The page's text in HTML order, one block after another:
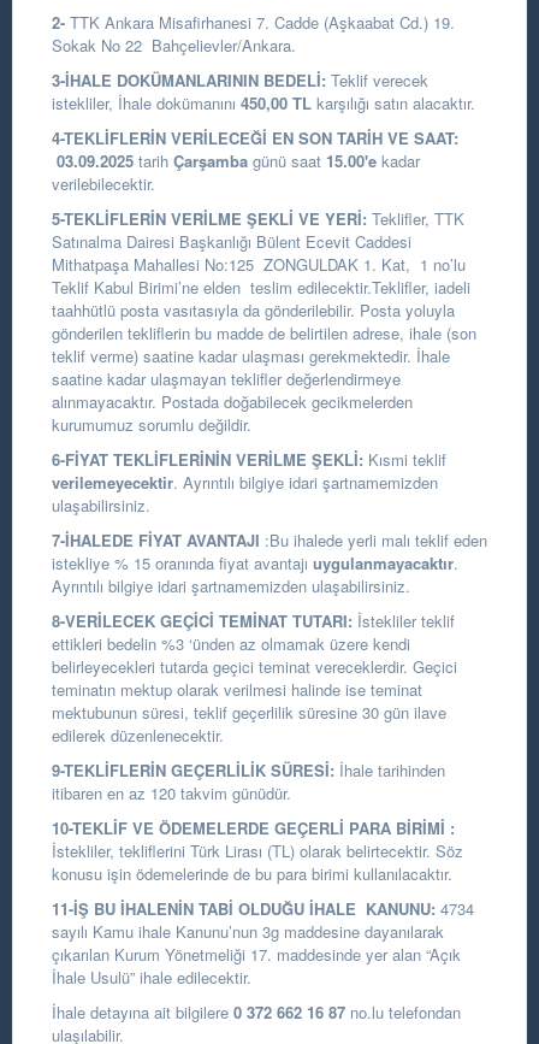
2- TTK Ankara Misafirhanesi 7. Cadde (Aşkaabat Cd.) 19.
Sokak No 22 Bahçelievler/Ankara.
3-İHALE DOKÜMANLARININ BEDELİ: Teklif verecek
istekliler, İhale dokümanını 450,00 TL karşılığı satın alacaktır.
4-TEKLİFLERİN VERİLECEĞİ EN SON TARİH VE SAAT:
03.09.2025 tarih Çarşamba günü saat 15.00'e kadar
verilebilecektir.
5-TEKLİFLERİN VERİLME ŞEKLİ VE YERİ: Teklifler, TTK
Satınalma Dairesi Başkanlığı Bülent Ecevit Caddesi
Mithatpaşa Mahallesi No:125 ZONGULDAK 1. Kat, 1 no’lu
Teklif Kabul Birimi’ne elden teslim edilecektir.Teklifler, iadeli
taahhütlü posta vasıtasıyla da gönderilebilir. Posta yoluyla
gönderilen tekliflerin bu madde de belirtilen adrese, ihale (son
teklif verme) saatine kadar ulaşması gerekmektedir. İhale
saatine kadar ulaşmayan teklifler değerlendirmeye
alınmayacaktır. Postada doğabilecek gecikmelerden
kurumumuz sorumlu değildir.
6-FİYAT TEKLİFLERİNİN VERİLME ŞEKLİ: Kısmi teklif
verilemeyecektir. Ayrıntılı bilgiye idari şartnamemizden
ulaşabilirsiniz.
7-İHALEDE FİYAT AVANTAJI :Bu ihalede yerli malı teklif eden
istekliye % 15 oranında fiyat avantajı uygulanmayacaktır.
Ayrıntılı bilgiye idari şartnamemizden ulaşabilirsiniz.
8-VERİLECEK GEÇİCİ TEMİNAT TUTARI: İstekliler teklif
ettikleri bedelin %3 ‘ünden az olmamak üzere kendi
belirleyecekleri tutarda geçici teminat vereceklerdir. Geçici
teminatın mektup olarak verilmesi halinde ise teminat
mektubunun süresi, teklif geçerlilik süresine 30 gün ilave
edilerek düzenlenecektir.
9-TEKLİFLERİN GEÇERLİLİK SÜRESİ: İhale tarihinden
itibaren en az 120 takvim günüdür.
10-TEKLİF VE ÖDEMELERDE GEÇERLİ PARA BİRİMİ :
İstekliler, tekliflerini Türk Lirası (TL) olarak belirtecektir. Söz
konusu işin ödemelerinde de bu para birimi kullanılacaktır.
11-İŞ BU İHALENİN TABİ OLDUĞU İHALE KANUNU: 4734
sayılı Kamu ihale Kanunu’nun 3g maddesine dayanılarak
çıkarılan Kurum Yönetmeliği 17. maddesinde yer alan “Açık
İhale Usulü” ihale edilecektir.
İhale detayına ait bilgilere 0 372 662 16 87 no.lu telefondan
ulaşılabilir.